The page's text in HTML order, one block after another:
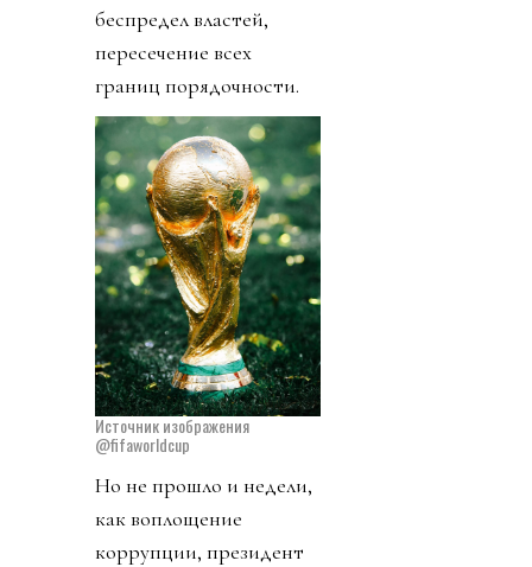
беспредел властей,
пересечение всех
границ порядочности.
Источник изображения
@fifaworldcup
Но не прошло и недели,
как воплощение
коррупции, президент